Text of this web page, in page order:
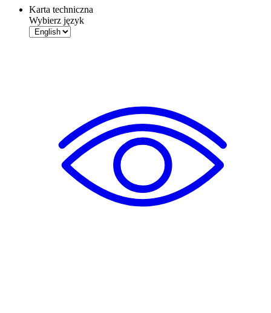
Karta techniczna
Wybierz język